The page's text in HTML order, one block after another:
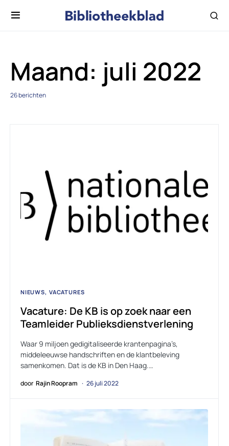
Maand: juli 2022
26 berichten
NIEUWS VACATURES
Vacature: De KB is op zoek naar een
Teamleider Publieksdienstverlening
Waar 9 miljoen gedigitaliseerde krantenpagina’s,
middeleeuwse handschriften en de klantbeleving
samenkomen. Dat is de KB in Den Haag.…
door Rajin Roopram 26 juli 2022